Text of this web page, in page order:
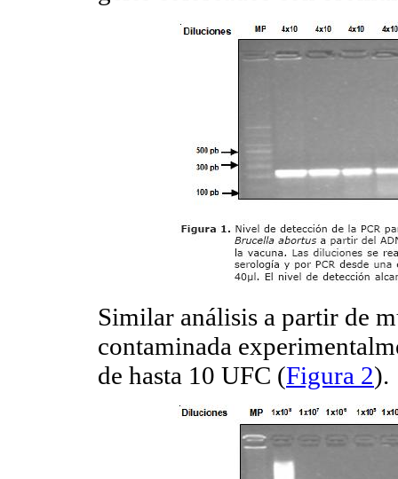
Similar análisis a partir de
contaminada
de hasta 10 UFC (Figura 2).